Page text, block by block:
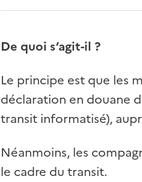
De quoi s’agit-il ?
Le principe est que les
déclaration en douane
transit informatisé),
Néanmoins, les
le cadre du transit.